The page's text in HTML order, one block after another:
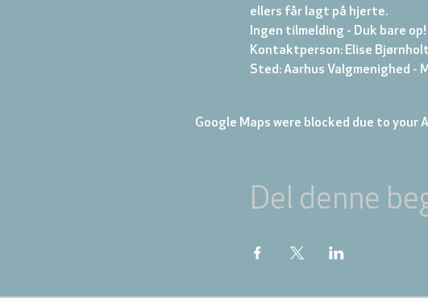
ellers får lagt på hjerte.
Ingen tilmelding - Duk bare op!
Kontaktperson: Elise
Sted: Aarhus Valgmenighed -
Google Maps were blocked due to
Del denne